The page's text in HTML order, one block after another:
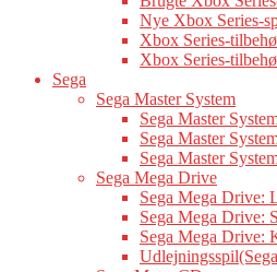
Nye Xbox Series-
Xbox Series-
Xbox Series-
Sega
Sega Master System
Sega Master
Sega Master
Sega Master
Sega Mega Drive
Sega Mega Drive:
Sega Mega Drive:
Sega Mega Drive: